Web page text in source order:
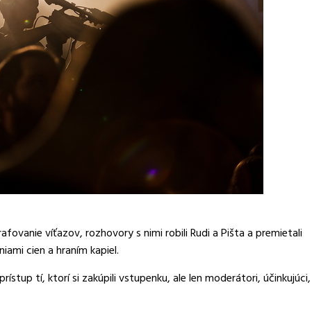
víťazov, rozhovory s nimi robili Rudi a Pišta a premietali
cien a hraním kapiel.
tí, ktorí si zakúpili vstupenku, ale len moderátori, účinkujúci,